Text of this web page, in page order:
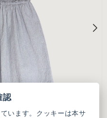
認
います。クッキーは本サ